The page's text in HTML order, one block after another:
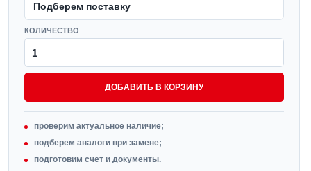
Подберем поставку
КОЛИЧЕСТВО
ДОБАВИТЬ В КОРЗИНУ
проверим актуальное наличие;
подберем аналоги при замене;
подготовим счет и документы.